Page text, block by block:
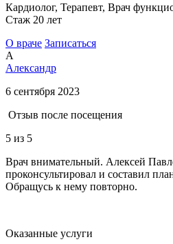
Кардиолог, Терапевт, Врач
Стаж 20 лет
О враче Записаться
А
Александр
6 сентября 2023
Отзыв после посещения
5 из 5
Врач внимательный. Алексей
проконсультировал и составил
Обращусь к нему повторно.
Оказанные услуги